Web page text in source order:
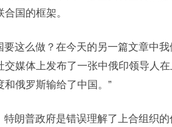
合国的框架。
要这么做？在今天的另一篇文章中
交媒体上发布了一张中俄印领导人
和俄罗斯输给了中国。”
特朗普政府是错误理解了上合组织